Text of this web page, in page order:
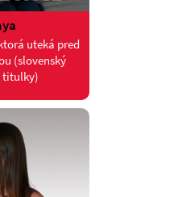
uteká pred
(slovenský
titulky)